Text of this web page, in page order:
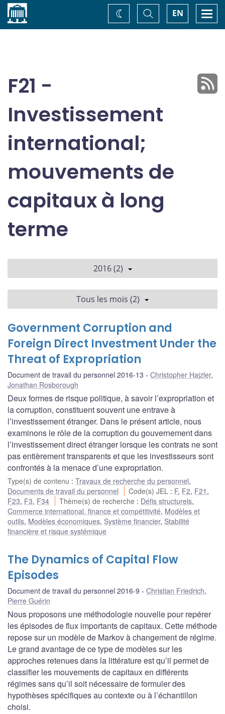
Accueil EN
Basculer
la
recherche
Changez
de
F21 -
Investissement
international;
mouvements de
capitaux à long
terme
2016 (2)
Tous les mois (2)
Government Corruption and
Foreign Direct Investment Under the
Threat of Expropriation
Document de travail du personnel 2016-13 Christopher Hajzler,
Jonathan Rosborough
Deux formes de risque politique, à savoir l’expropriation et
la corruption, constituent souvent une entrave à
l’investissement étranger. Dans le présent article, nous
examinons le rôle de la corruption du gouvernement dans
l’investissement direct étranger lorsque les contrats ne sont
pas entièrement transparents et que les investisseurs sont
confrontés à la menace d’une expropriation.
Type(s) de contenu : Travaux de recherche du personnel,
Documents de travail du personnel
Code(s) JEL : F, F2, F21 ,
F23, F3, F34 Thème(s) de recherche : Défis structurels,
Commerce international, finance et compétitivité, Modèles et
outils, Modèles économiques, Système financier, Stabilité
financière et risque systémique
The Dynamics of Capital Flow
Episodes
Document de travail du personnel 2016-9 Christian Friedrich,
Pierre Guérin
Nous proposons une méthodologie nouvelle pour repérer
les épisodes de flux importants de capitaux. Cette méthode
repose sur un modèle de Markov à changement de régime.
Le grand avantage de ce type de modèles sur les
approches retenues dans la littérature est qu’il permet de
classifier les mouvements de capitaux en différents
régimes sans qu’il soit nécessaire de formuler des
hypothèses spécifiques au contexte ou à l’échantillon
choisi.